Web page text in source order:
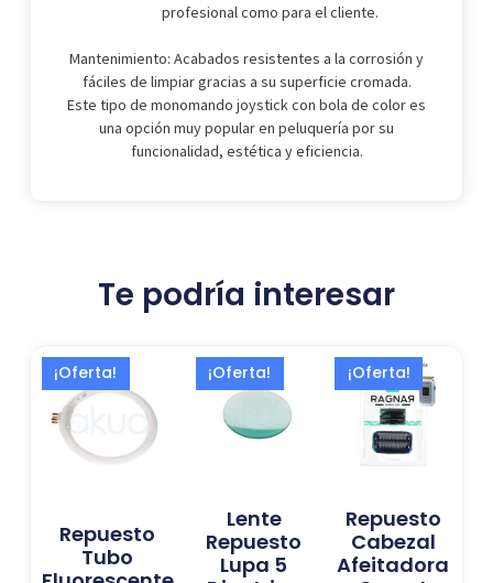
profesional como para el cliente.
Mantenimiento: Acabados resistentes a la corrosión y
fáciles de limpiar gracias a su superficie cromada.
Este tipo de monomando joystick con bola de color es
una opción muy popular en peluquería por su
funcionalidad, estética y eficiencia.
Te podría interesar
¡Oferta!
Repuesto
Tubo
El
precio
original
13,99 €.
precio
¡Oferta!
Lente
Repuesto
Lupa 5
precio
original
era:
El
precio
actual
es:
¡Oferta!
Repuesto
Cabezal
Afeitadora
El
precio
original
El
precio
actual
es:
18,00 €.